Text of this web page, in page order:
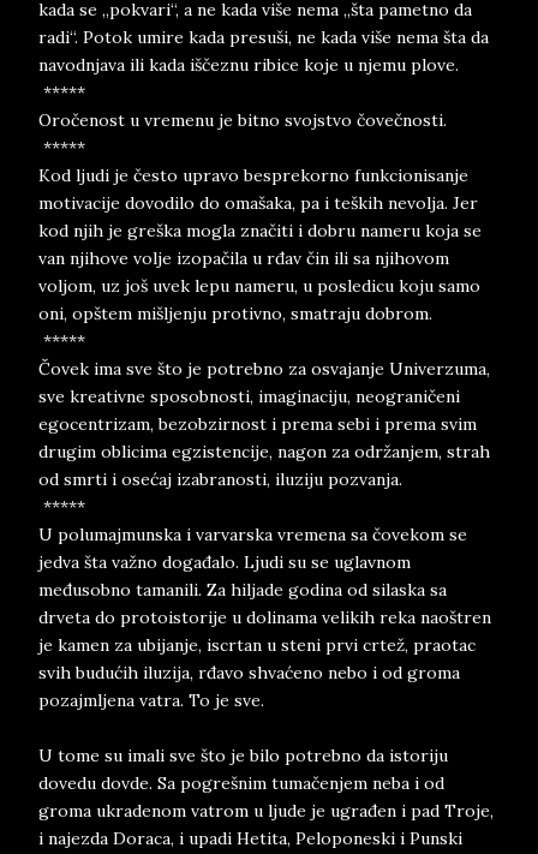
kada se „pokvari“, a ne kada više nema „šta pametno da
radi“. Potok umire kada presuši, ne kada više nema šta da
navodnjava ili kada iščeznu ribice koje u njemu plove.
*****
Oročenost u vremenu je bitno svojstvo čovečnosti.
*****
Kod ljudi je često upravo besprekorno funkcionisanje
motivacije dovodilo do omašaka, pa i teških nevolja. Jer
kod njih je greška mogla značiti i dobru nameru koja se
van njihove volje izopačila u rđav čin ili sa njihovom
voljom, uz još uvek lepu nameru, u posledicu koju samo
oni, opštem mišljenju protivno, smatraju dobrom.
*****
Čovek ima sve što je potrebno za osvajanje Univerzuma,
sve kreativne sposobnosti, imaginaciju, neograničeni
egocentrizam, bezobzirnost i prema sebi i prema svim
drugim oblicima egzistencije, nagon za održanjem, strah
od smrti i osećaj izabranosti, iluziju pozvanja.
*****
U polumajmunska i varvarska vremena sa čovekom se
jedva šta važno događalo. Ljudi su se uglavnom
međusobno tamanili. Za hiljade godina od silaska sa
drveta do protoistorije u dolinama velikih reka naoštren
je kamen za ubijanje, iscrtan u steni prvi crtež, praotac
svih budućih iluzija, rđavo shvaćeno nebo i od groma
pozajmljena vatra. To je sve.
U tome su imali sve što je bilo potrebno da istoriju
dovedu dovde. Sa pogrešnim tumačenjem neba i od
groma ukradenom vatrom u ljude je ugrađen i pad Troje,
i najezda Doraca, i upadi Hetita, Peloponeski i Punski